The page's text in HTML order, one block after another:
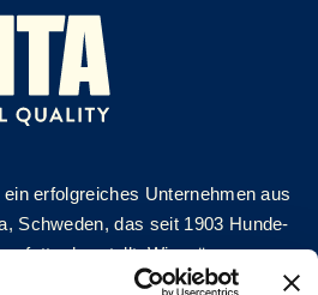
erfolgreiches Unternehmen aus
Schweden, das seit 1903 Hunde-
herstellt. Wir mögen es
und einfach. Wir stellen unser